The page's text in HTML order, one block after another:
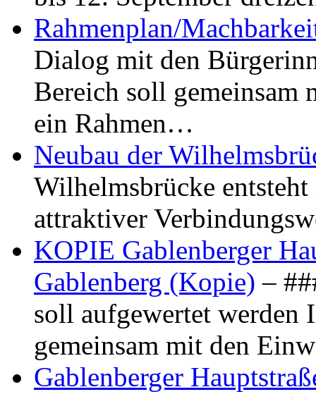
Rahmenplan/
Dialog mit den
Bereich soll gemeinsam
ein Rahmen…
Neubau der
Wilhelmsbrücke
attraktiver
KOPIE Gablenberger
Gablenberg (Kopie) –
soll aufgewertet werden
gemeinsam mit den
Gablenberger